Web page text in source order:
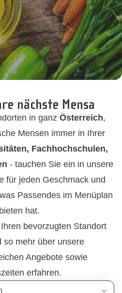
nächste Mensa
in ganz Österreich,
Mensen immer in Ihrer
Fachhochschulen,
- tauchen Sie ein in unsere
für jeden Geschmack und
Passendes im Menüplan
hat.
bevorzugten Standort
so mehr über unsere
Angebote sowie
erfahren.